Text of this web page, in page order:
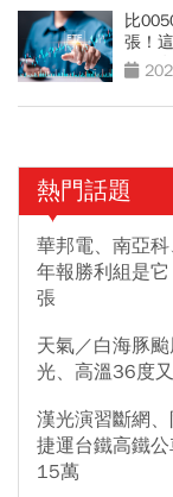
比
張！
PK：
熱門話題
華邦電、南亞
年報勝利組是
張
天氣／白海豚
光、高溫36度
漢光演習斷網
捷運台鐵高鐵
15萬